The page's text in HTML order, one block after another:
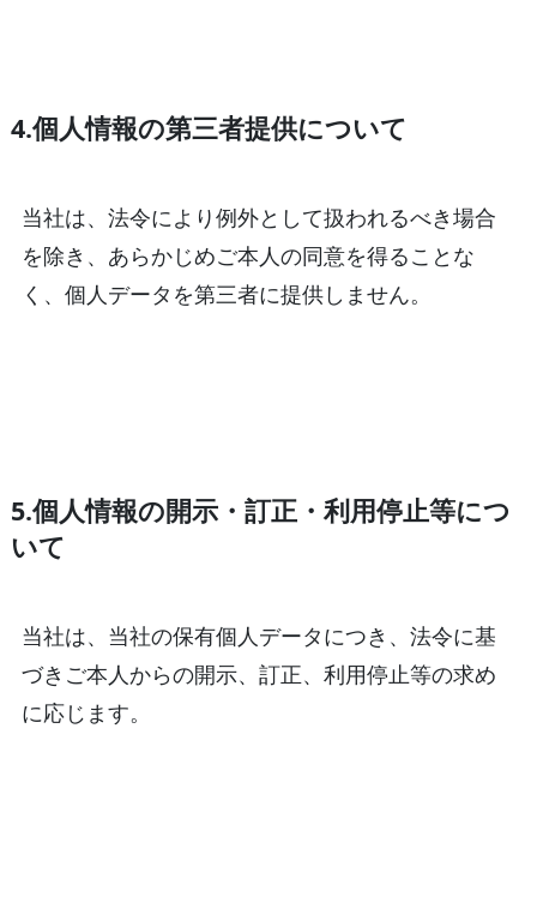
4.個人情報の第三者提供について
当社は、法令により例外として扱われるべき場合
を除き、あらかじめご本人の同意を得ることな
く、個人データを第三者に提供しません。
5.個人情報の開示・訂正・利用停止等につ
いて
当社は、当社の保有個人データにつき、法令に基
づきご本人からの開示、訂正、利用停止等の求め
に応じます。